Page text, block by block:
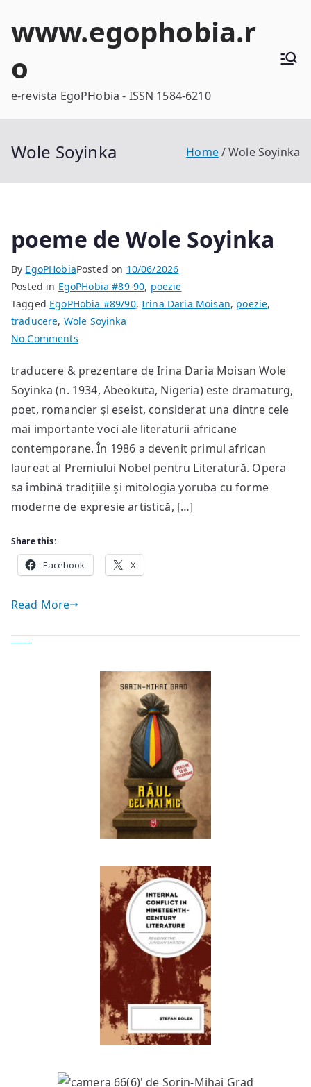
www.egophobia.r
o
e-revista EgoPHobia - ISSN 1584-6210
Wole Soyinka Home Wole Soyinka
poeme de Wole Soyinka
By EgoPHobiaPosted on 10/06/2026
Posted in EgoPHobia #89-90, poezie
Tagged EgoPHobia #89/90,Irina Daria Moisan, poezie,
traducere, Wole Soyinka
No Commentson
de
Wole
Soyinka
traducere & prezentare de Irina Daria Moisan Wole
Soyinka (n. 1934, Abeokuta, Nigeria) este dramaturg,
poet, romancier și eseist, considerat una dintre cele
mai importante voci ale literaturii africane
contemporane. În 1986 a devenit primul african
laureat al Premiului Nobel pentru Literatură. Opera
sa îmbină tradițiile și mitologia yoruba cu forme
moderne de expresie artistică, […]
Share this:
Facebook X
Read More